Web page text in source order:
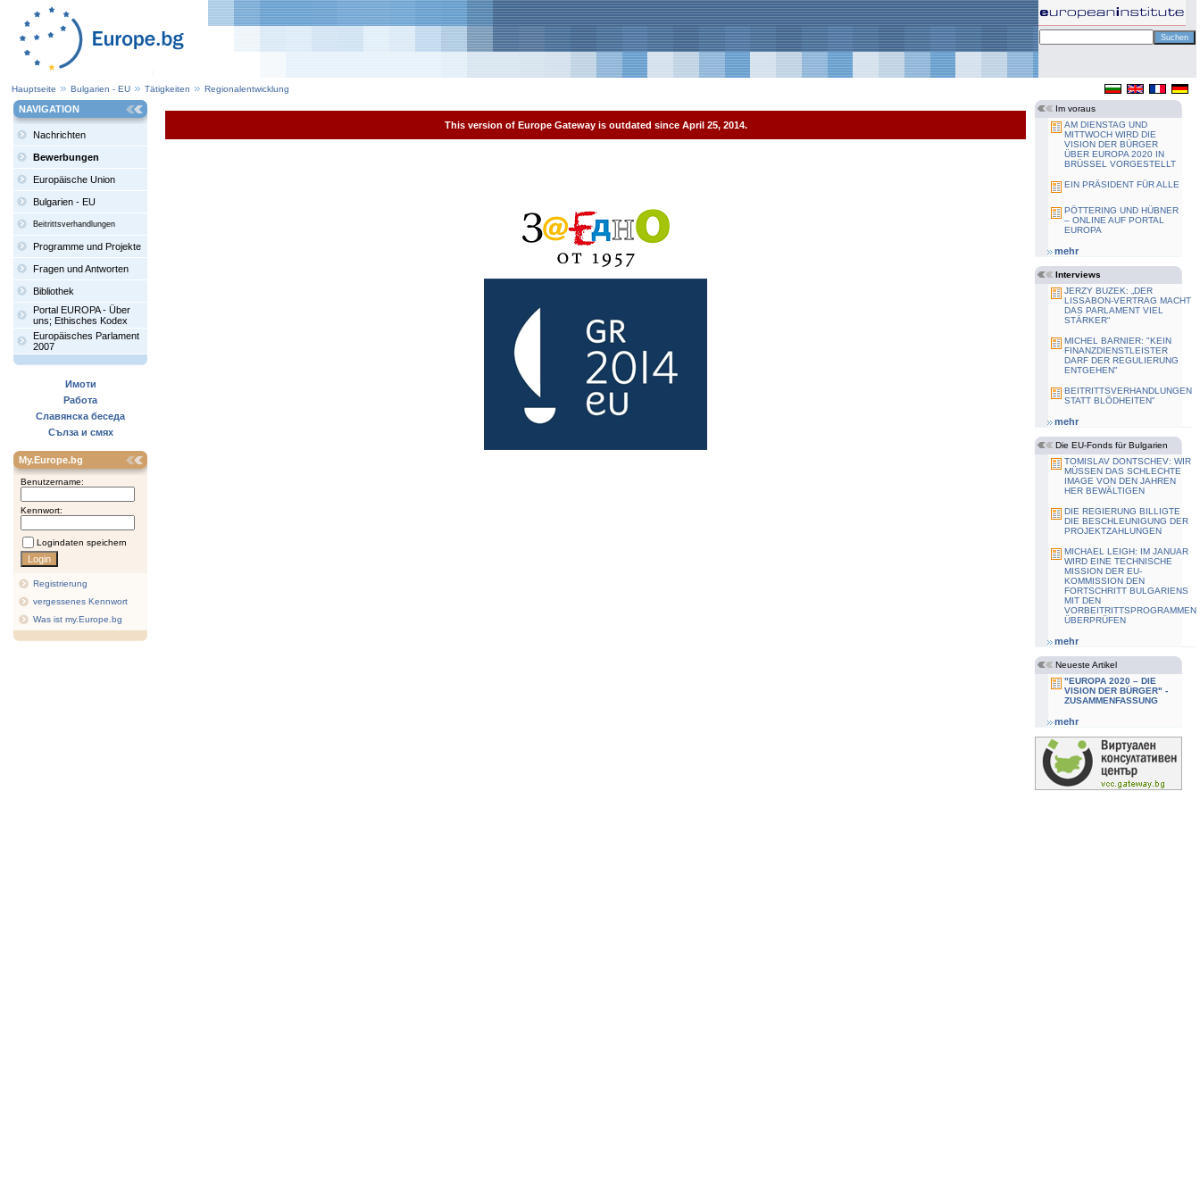
Hauptseite Bulgarien - EU Tätigkeiten Regionalentwicklung
NAVIGATION
Nachrichten
Bewerbungen
Europäische Union
Bulgarien - EU
Beitrittsverhandlungen
Programme und Projekte
Fragen und Antworten
Bibliothek
Portal EUROPA - Über
uns; Ethisches Kodex
Europäisches Parlament
2007
Имоти
Работа
Славянска беседа
Сълза и смях
My.Europe.bg
Benutzername:
Kennwort:
Logindaten speichern
Registrierung
vergessenes Kennwort
Was ist my.Europe.bg
This version of Europe Gateway is outdated since April 25, 2014.
Im voraus
AM DIENSTAG UND
MITTWOCH WIRD DIE
VISION DER BÜRGER
ÜBER EUROPA 2020 IN
BRÜSSEL VORGESTELLT
EIN PRÄSIDENT FÜR ALLE
PÖTTERING UND HÜBNER
– ONLINE AUF PORTAL
EUROPA
mehr
Interviews
JERZY BUZEK: „DER
LISSABON-VERTRAG MACHT
DAS PARLAMENT VIEL
STÄRKER“
MICHEL BARNIER: "KEIN
FINANZDIENSTLEISTER
DARF DER REGULIERUNG
ENTGEHEN"
BEITRITTSVERHANDLUNGEN
STATT BLÖDHEITEN"
mehr
Die EU-Fonds für Bulgarien
TOMISLAV DONTSCHEV: WIR
MÜSSEN DAS SCHLECHTE
IMAGE VON DEN JAHREN
HER BEWÄLTIGEN
DIE REGIERUNG BILLIGTE
DIE BESCHLEUNIGUNG DER
PROJEKTZAHLUNGEN
MICHAEL LEIGH: IM JANUAR
WIRD EINE TECHNISCHE
MISSION DER EU-
KOMMISSION DEN
FORTSCHRITT BULGARIENS
MIT DEN
VORBEITRITTSPROGRAMMEN
ÜBERPRÜFEN
mehr
Neueste Artikel
"EUROPA 2020 – DIE
VISION DER BÜRGER" -
ZUSAMMENFASSUNG
mehr